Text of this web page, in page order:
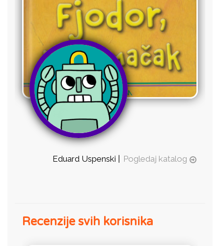
Eduard Uspenski | Pogledaj katalog
Recenzije svih korisnika